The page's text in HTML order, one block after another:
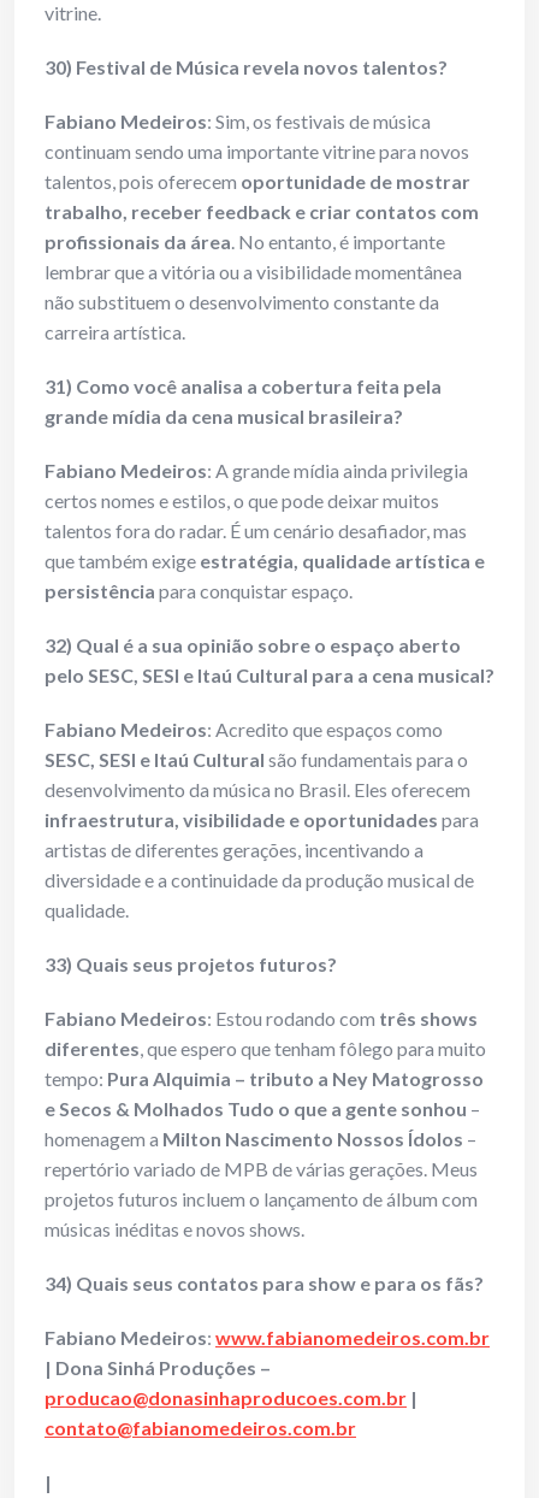
vitrine.
30) Festival de Música revela novos talentos?
Fabiano Medeiros: Sim, os festivais de música
continuam sendo uma importante vitrine para novos
talentos, pois oferecem oportunidade de mostrar
trabalho, receber feedback e criar contatos com
profissionais da área. No entanto, é importante
lembrar que a vitória ou a visibilidade momentânea
não substituem o desenvolvimento constante da
carreira artística.
31) Como você analisa a cobertura feita pela
grande mídia da cena musical brasileira?
Fabiano Medeiros: A grande mídia ainda privilegia
certos nomes e estilos, o que pode deixar muitos
talentos fora do radar. É um cenário desafiador, mas
que também exige estratégia, qualidade artística e
persistência para conquistar espaço.
32) Qual é a sua opinião sobre o espaço aberto
pelo SESC, SESI e Itaú Cultural para a cena musical?
Fabiano Medeiros: Acredito que espaços como
SESC, SESI e Itaú Cultural são fundamentais para o
desenvolvimento da música no Brasil. Eles oferecem
infraestrutura, visibilidade e oportunidades para
artistas de diferentes gerações, incentivando a
diversidade e a continuidade da produção musical de
qualidade.
33) Quais seus projetos futuros?
Fabiano Medeiros: Estou rodando com três shows
diferentes, que espero que tenham fôlego para muito
tempo: Pura Alquimia – tributo a Ney Matogrosso
e Secos & Molhados Tudo o que a gente sonhou –
homenagem a Milton Nascimento Nossos Ídolos –
repertório variado de MPB de várias gerações. Meus
projetos futuros incluem o lançamento de álbum com
músicas inéditas e novos shows.
34) Quais seus contatos para show e para os fãs?
Fabiano Medeiros: www.fabianomedeiros.com.br
| Dona Sinhá Produções –
producao@donasinhaproducoes.com.br |
contato@fabianomedeiros.com.br
|